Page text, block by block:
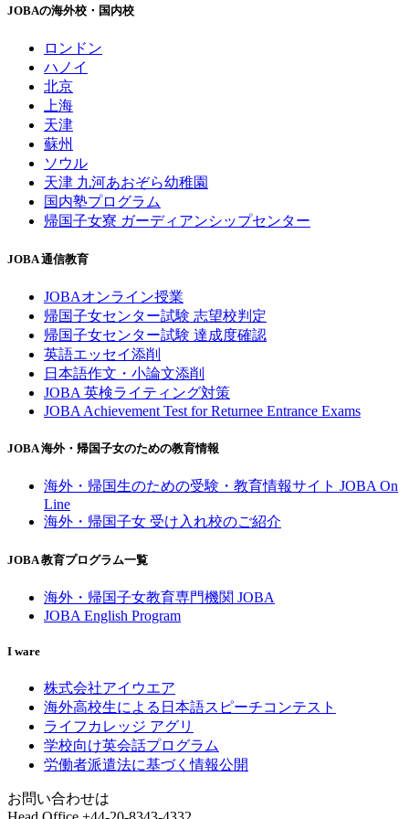
JOBAの海外校・国内校
ロンドン
ハノイ
北京
上海
天津
蘇州
ソウル
天津 九河あおぞら幼稚園
国内塾プログラム
帰国子女寮 ガーディアンシップセンター
JOBA 通信教育
JOBAオンライン授業
帰国子女センター試験 志望校判定
帰国子女センター試験 達成度確認
英語エッセイ添削
日本語作文・小論文添削
JOBA 英検ライティング対策
JOBA Achievement Test for Returnee Entrance Exams
JOBA 海外・帰国子女のための教育情報
海外・帰国生のための受験・教育情報サイト JOBA On
Line
海外・帰国子女 受け入れ校のご紹介
JOBA 教育プログラム一覧
海外・帰国子女教育専門機関 JOBA
JOBA English Program
I ware
株式会社アイウエア
海外高校生による日本語スピーチコンテスト
ライフカレッジ アグリ
学校向け英会話プログラム
労働者派遣法に基づく情報公開
お問い合わせは